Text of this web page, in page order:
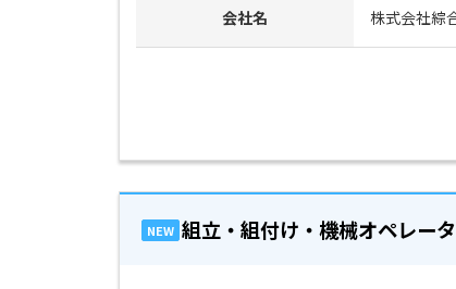
会社名 株式会社綜
NEW 組立・組付け・機械オペレー